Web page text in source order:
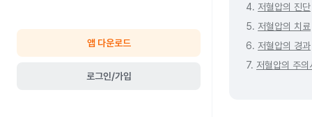
앱 다운로드
로그인/가입
4. 저혈압의 진단
5. 저혈압의 치료
6. 저혈압의 경과
7. 저혈압의 주의